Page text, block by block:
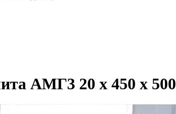
АМГ3 20 х 450 х 500